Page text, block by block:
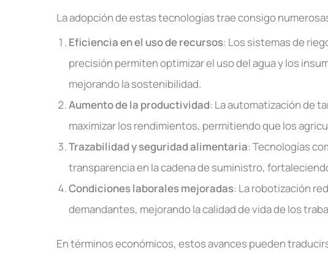
La adopción de estas tecnologías trae consigo
Eficiencia en el uso de recursos: Los sistemas de
precisión permiten optimizar el uso del agua y los
mejorando la sostenibilidad.
Aumento de la productividad: La automatización de
maximizar los rendimientos, permitiendo que los
Trazabilidad y seguridad alimentaria: Tecnologías
transparencia en la cadena de suministro,
Condiciones laborales mejoradas: La robotización
demandantes, mejorando la calidad de vida de los
En términos económicos, estos avances pueden